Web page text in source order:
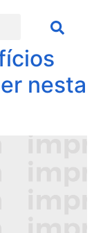
nesta